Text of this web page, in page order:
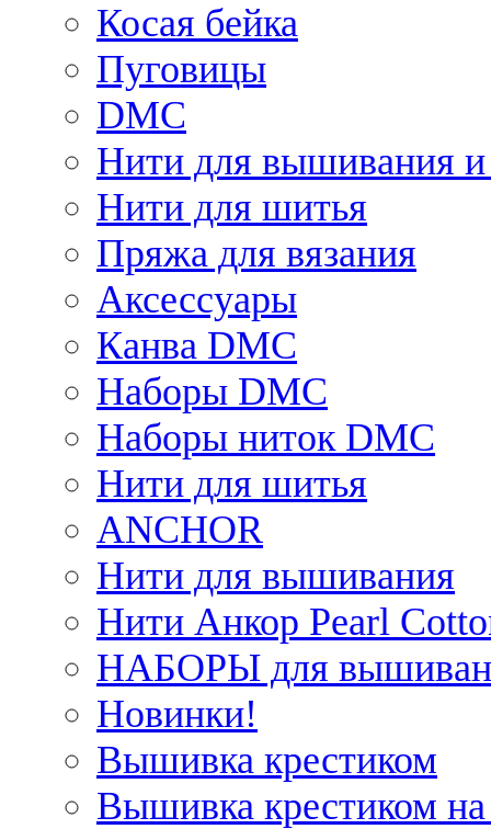
Косая бейка
Пуговицы
DMC
Нити для вышивания и
Нити для шитья
Пряжа для вязания
Аксессуары
Канва DMC
Наборы DMC
Наборы ниток DMC
Нити для шитья
ANCHOR
Нити для вышивания
Нити Анкор Pearl
НАБОРЫ для
Новинки!
Вышивка крестиком
Вышивка крестиком